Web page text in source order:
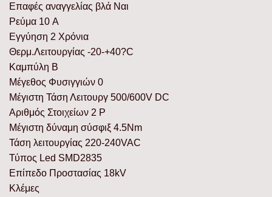
Επαφές αναγγελίας βλά Ναι
Ρεύμα 10 A
Εγγύηση 2 Χρόνια
Θερμ.Λειτουργίας -20-+40?C
Καμπύλη B
Μέγεθος Φυσιγγιών 0
Μέγιστη Τάση Λειτουργ 500/600V DC
Αριθμός Στοιχείων 2 P
Μέγιστη δύναμη σύσφιξ 4.5Nm
Τάση λειτουργίας 220-240VAC
Τύπος Led SMD2835
Επίπεδο Προστασίας 18kV
Κλέμες